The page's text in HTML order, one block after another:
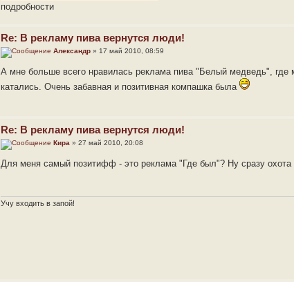
подробности
Re: В рекламу пива вернутся люди!
Александр » 17 май 2010, 08:59
А мне больше всего нравилась реклама пива "Белый медведь", где
катались. Очень забавная и позитивная компашка была
Re: В рекламу пива вернутся люди!
Кира » 27 май 2010, 20:08
Для меня самый позитифф - это реклама "Где был"? Ну сразу
Учу входить в запой!